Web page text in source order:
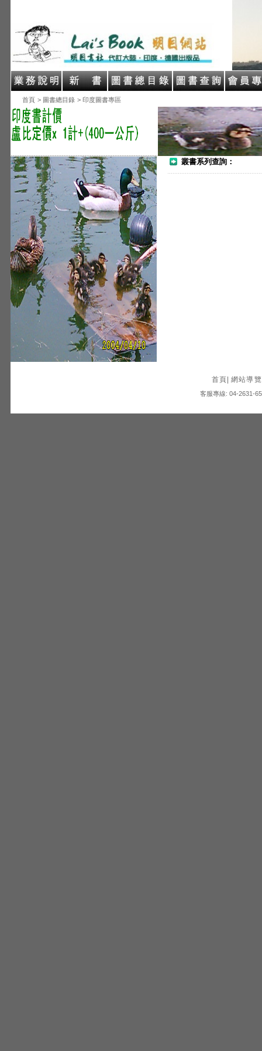
首頁 > 圖書總目錄 > 印度圖書專區
叢書系列查詢：
首頁 網站導覽
客服專線: 04-2631-